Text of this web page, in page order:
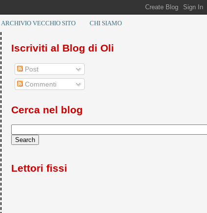
ARCHIVIO VECCHIO SITO CHI SIAMO
Iscriviti al Blog di Oli
Post
Commenti
Cerca nel blog
Lettori fissi